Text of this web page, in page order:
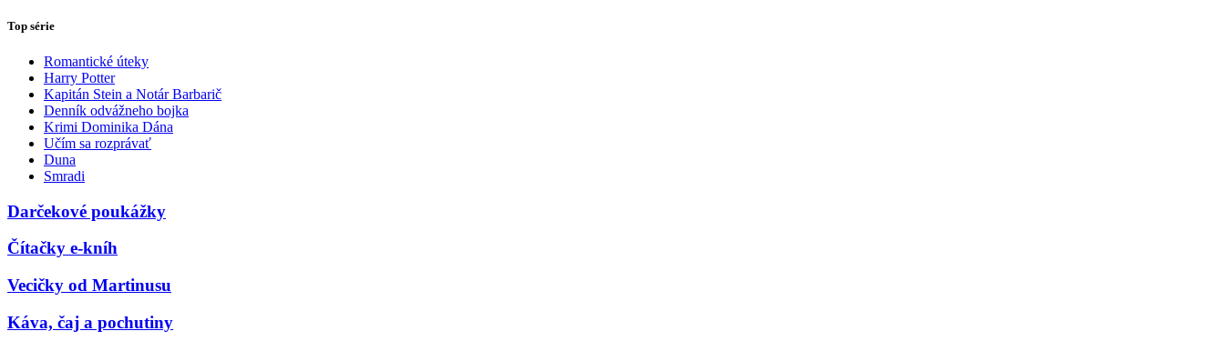
Top série
Romantické úteky
Harry Potter
Kapitán Stein a Notár Barbarič
Denník odvážneho bojka
Krimi Dominika Dána
Učím sa rozprávať
Duna
Smradi
Darčekové poukážky
Čítačky e-kníh
Vecičky od Martinusu
Káva, čaj a pochutiny